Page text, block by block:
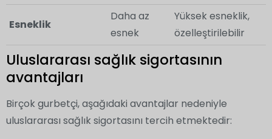
Esneklik
Daha az
esnek
Yüksek esneklik,
özelleştirilebilir
Uluslararası sağlık sigortasının
avantajları
Birçok gurbetçi, aşağıdaki avantajlar nedeniyle
uluslararası sağlık sigortasını tercih etmektedir: